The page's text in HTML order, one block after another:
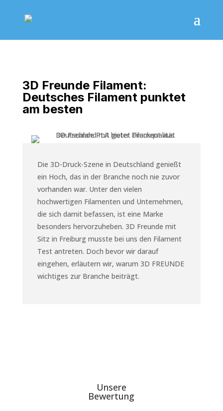
3D Freunde Filament:
Deutsches Filament punktet
am besten
Die 3D-Druck-Szene in Deutschland genießt
ein Hoch, das in der Branche noch nie zuvor
vorhanden war. Unter den vielen
hochwertigen Filamenten und Unternehmen,
die sich damit befassen, ist eine Marke
besonders hervorzuheben. 3D Freunde mit
Sitz in Freiburg musste bei uns den Filament
Test antreten. Doch bevor wir darauf
eingehen, erläutern wir, warum 3D FREUNDE
wichtiges zur Branche beiträgt.
Unsere
Bewertung